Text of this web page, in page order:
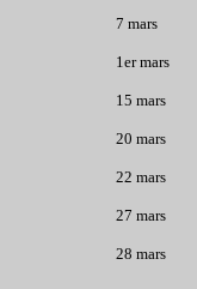
7 mars
1er mars
15 mars
20 mars
22 mars
27 mars
28 mars